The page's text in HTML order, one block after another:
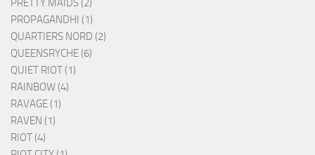
PROPAGANDHI (1)
QUARTIERS NORD (2)
QUEENSRYCHE (6)
QUIET RIOT (1)
RAINBOW (4)
RAVAGE (1)
RAVEN (1)
RIOT (4)